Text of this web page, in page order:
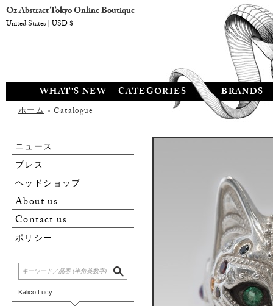
WHAT'S NEW CATEGORIES BRANDS
ホーム» Catalogue
ニュース
プレス
ヘッドショップ
About us
Contact us
ポリシー
Kalico Lucy
Oz Abstract Tokyo Online Boutique
United States | USD $